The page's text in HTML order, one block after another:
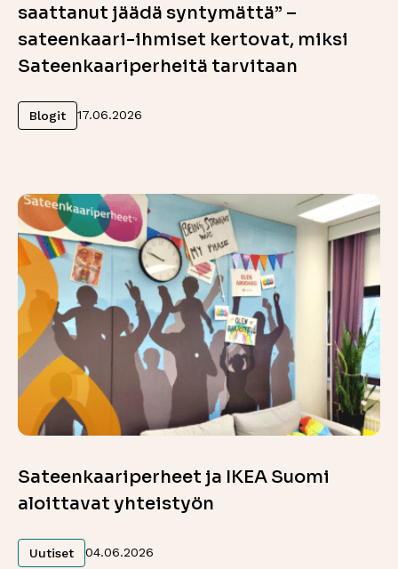
saattanut jäädä syntymättä” –
sateenkaari-ihmiset kertovat, miksi
Sateenkaariperheitä tarvitaan
Blogit 17.06.2026
Sateenkaariperheet ja IKEA Suomi
aloittavat yhteistyön
Uutiset 04.06.2026